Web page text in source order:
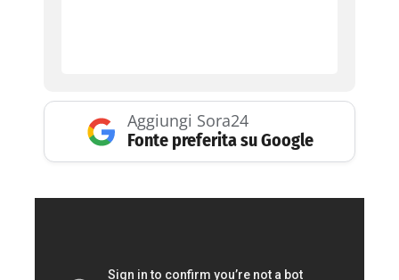
Aggiungi Sora24
Fonte preferita su Google